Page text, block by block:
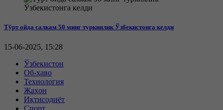
Тўрт ойда салкам 50 минг туркиялик Ўзбекистонга келди
15-06-2025, 15:28
Ўзбекистон
Об-ҳаво
Технология
Жаҳон
Иқтисодиёт
Спорт